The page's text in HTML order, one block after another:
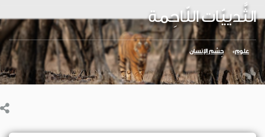
الثَّدييّات اللّاحِمة
علوم جِسْم الإنسان